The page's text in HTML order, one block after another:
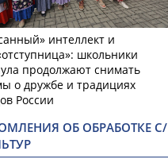
интеллект и
школьники
продолжают снимать
о дружбе и традициях
России
ОБ ОБРАБОТКЕ С/